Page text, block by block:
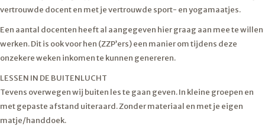
vertrouwde docent en met je vertrouwde sport- en yogamaatjes.
Een aantal docenten heeft al aangegeven hier graag aan mee te willen
werken. Dit is ook voor hen (ZZP’ers) een manier om tijdens deze
onzekere weken inkomen te kunnen genereren.
LESSEN IN DE BUITENLUCHT
Tevens overwegen wij buiten les te gaan geven. In kleine groepen en
met gepaste afstand uiteraard. Zonder materiaal en met je eigen
matje/handdoek.